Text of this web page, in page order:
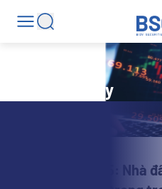
Báo cáo ngày
BSC Brief | 14.05: